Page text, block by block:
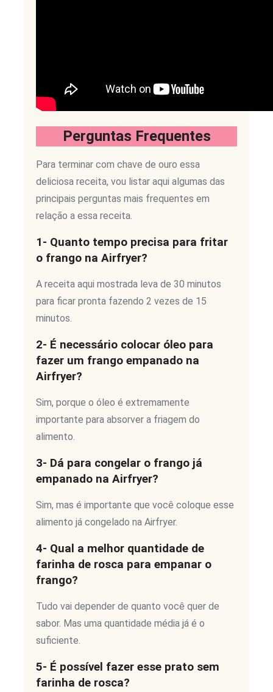
Perguntas Frequentes
Para terminar com chave de ouro essa
deliciosa receita, vou listar aqui algumas das
principais perguntas mais frequentes em
relação a essa receita.
1- Quanto tempo precisa para fritar
o frango na Airfryer?
A receita aqui mostrada leva de 30 minutos
para ficar pronta fazendo 2 vezes de 15
minutos.
2- É necessário colocar óleo para
fazer um frango empanado na
Airfryer?
Sim, porque o óleo é extremamente
importante para absorver a friagem do
alimento.
3- Dá para congelar o frango já
empanado na Airfryer?
Sim, mas é importante que você coloque esse
alimento já congelado na Airfryer.
4- Qual a melhor quantidade de
farinha de rosca para empanar o
frango?
Tudo vai depender de quanto você quer de
sabor. Mas uma quantidade média já é o
suficiente.
5- É possível fazer esse prato sem
farinha de rosca?